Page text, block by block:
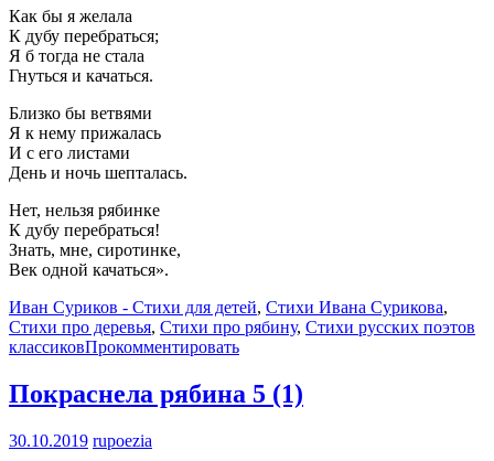
Как бы я желала
К дубу перебраться;
Я б тогда не стала
Гнуться и качаться.
Близко бы ветвями
Я к нему прижалась
И с его листами
День и ночь шепталась.
Нет, нельзя рябинке
К дубу перебраться!
Знать, мне, сиротинке,
Век одной качаться».
Иван Суриков - Стихи для детей, Стихи Ивана Сурикова,
Стихи про деревья, Стихи про рябину, Стихи русских поэтов
классиковПрокомментировать
Покраснела рябина 5 (1)
30.10.2019 rupoezia